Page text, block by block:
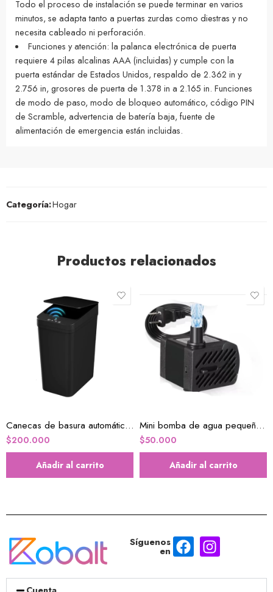
Todo el proceso de instalación se puede terminar en varios
minutos, se adapta tanto a puertas zurdas como diestras y no
necesita cableado ni perforación.
Funciones y atención: la palanca electrónica de puerta
requiere 4 pilas alcalinas AAA (incluidas) y cumple con la
puerta estándar de Estados Unidos, respaldo de 2.362 in y
2.756 in, grosores de puerta de 1.378 in a 2.165 in. Funciones
de modo de paso, modo de bloqueo automático, código PIN
de Scramble, advertencia de batería baja, fuente de
alimentación de emergencia están incluidas.
Categoría:Hogar
Productos relacionados
Canecas de basura automática 2.2 galones caja x2u
$200.000
Añadir al carrito
Mini bomba de agua pequeña para acuario
$50.000
Añadir al carrito
Síguenos
en